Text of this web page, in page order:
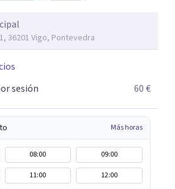
36201 Vigo, Pontevedra
sesión
60 €
Más horas
08:00
09:00
11:00 12:00